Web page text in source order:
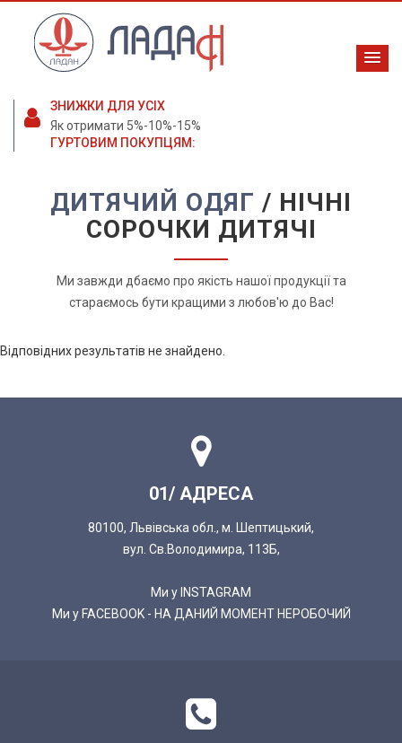
ЗНИЖКИ ДЛЯ УСІХ
Як отримати 5%-10%-15%
ГУРТОВИМ ПОКУПЦЯМ:
ДИТЯЧИЙ ОДЯГ / НІЧНІ
СОРОЧКИ ДИТЯЧІ
Ми завжди дбаємо про якість нашої продукції та
стараємось бути кращими з любов'ю до Вас!
Відповідних результатів не знайдено.
01/ АДРЕСА
80100, Львівська обл., м. Шептицький,
вул. Св.Володимира, 113Б,
Ми у INSTAGRAM
Ми у FACEBOOK - НА ДАНИЙ МОМЕНТ НЕРОБОЧИЙ